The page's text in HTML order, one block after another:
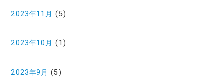
2023年11月 (5)
2023年10月 (1)
2023年9月 (5)